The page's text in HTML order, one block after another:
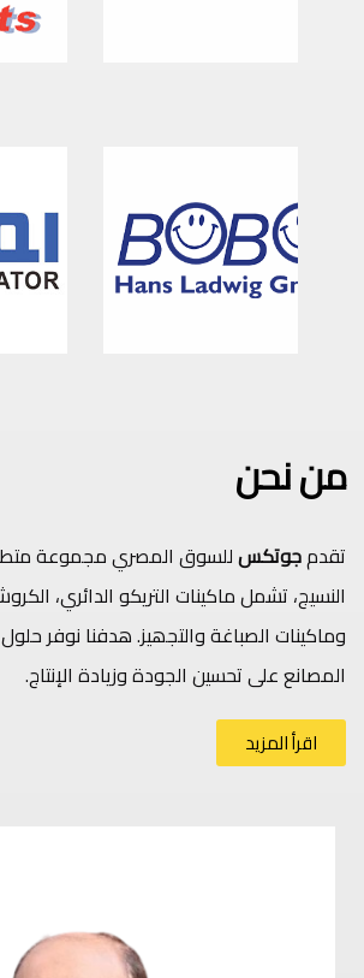
من نحن
تقدمجوتكسللسوق المصري مجموعة
النسیج، تشمل ماكینات التریكو الدائري،
وماكینات الصباغة والتجھیز. ھدفنا نوفر
المصانع على تحسین الجودة وزیادة الإنتاج.
اقرأ المزيد